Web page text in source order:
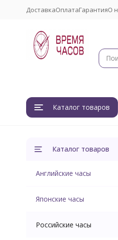
ДоставкаОплатаГарантияО
Каталог товаров
Каталог товаров
Английские часы
Японские часы
Российские часы